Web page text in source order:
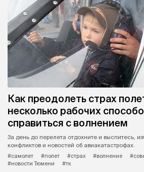
Как преодолеть страх
несколько рабочих
справиться с волнением
За день до перелета отдохните и выспитесь,
конфликтов и новостей об авиакатастрофах.
#самолет
#полет #страх #волнение
#новости Тюмени
#тк